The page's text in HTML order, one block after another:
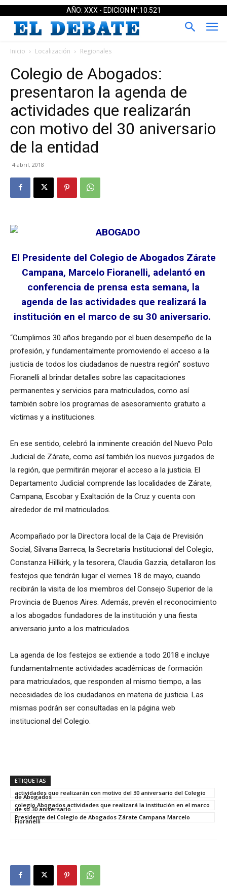
AÑO: XXX - EDICION N°:10.521
Inicio Localización Regionales
Colegio de Abogados:
presentaron la agenda de
actividades que realizarán
con motivo del 30 aniversario
de la entidad
4 abril, 2018
El Presidente del Colegio de Abogados Zárate
Campana, Marcelo Fioranelli, adelantó en
conferencia de prensa esta semana, la
agenda de las actividades que realizará la
institución en el marco de su 30 aniversario.
“Cumplimos 30 años bregando por el buen desempeño de la
profesión, y fundamentalmente promoviendo el acceso a la
justicia de todos los ciudadanos de nuestra región” sostuvo
Fioranelli al brindar detalles sobre las capacitaciones
permanentes y servicios para matriculados, como así
también sobre los programas de asesoramiento gratuito a
víctimas y a instituciones.
En ese sentido, celebró la inminente creación del Nuevo Polo
Judicial de Zárate, como así también los nuevos juzgados de
la región, que permitirán mejorar el acceso a la justicia. El
Departamento Judicial comprende las localidades de Zárate,
Campana, Escobar y Exaltación de la Cruz y cuenta con
alrededor de mil matriculados.
Acompañado por la Directora local de la Caja de Previsión
Social, Silvana Barreca, la Secretaria Institucional del Colegio,
Constanza Hillkirk, y la tesorera, Claudia Gazzia, detallaron los
festejos que tendrán lugar el viernes 18 de mayo, cuando
recibirán la visita de los miembros del Consejo Superior de la
Provincia de Buenos Aires. Además, prevén el reconocimiento
a los abogados fundadores de la institución y una fiesta
aniversario junto a los matriculados.
La agenda de los festejos se extiende a todo 2018 e incluye
fundamentalmente actividades académicas de formación
para matriculados, que responden al mismo tiempo, a las
necesidades de los ciudadanos en materia de justicia. Las
mismas podrán ser consultadas en la página web
institucional del Colegio.
ETIQUETAS
actividades que realizarán con motivo del 30 aniversario del Colegio
de Abogados
colegio Abogados actividades que realizará la institución en el marco
de su 30 aniversario
Presidente del Colegio de Abogados Zárate Campana Marcelo
Fioranelli